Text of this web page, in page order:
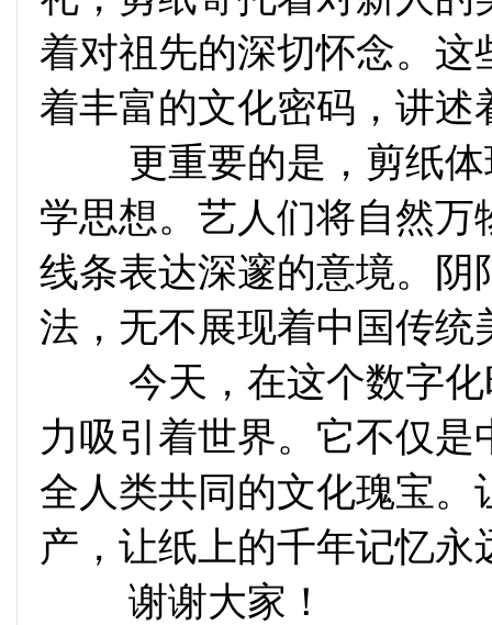
着对祖先的深切怀念。
着丰富的文化密码，讲述
更重要的是 ，剪纸
学思想。艺人们将自然
线条表达深邃的意境。
法，无不展现着中国传统
今天，在这个数字化
力吸引着世界。它不仅
全人类共同的文化瑰宝
产，让纸上的千年记忆永
谢谢大家！